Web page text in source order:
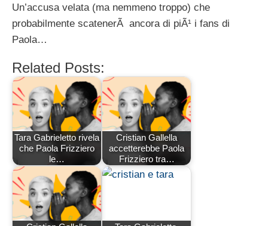
Un’accusa velata (ma nemmeno troppo) che
probabilmente scatenerÃ ancora di piÃ¹ i fans di
Paola…
Related Posts:
Tara Gabrieletto rivela
che Paola Frizziero
le…
Cristian Gallella
accetterebbe Paola
Frizziero tra…